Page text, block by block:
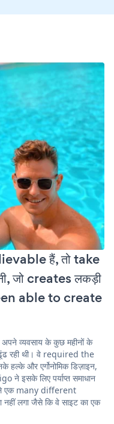
हैं, तो take
जो creates लकड़ी
able to create
व्यवसाय के कुछ महीनों के
रही थी। वे required the
और एर्गोनोमिक डिज़ाइन,
ने इसके लिए पर्याप्त समाधान
एक many different
लगा जैसे कि वे साइट का एक